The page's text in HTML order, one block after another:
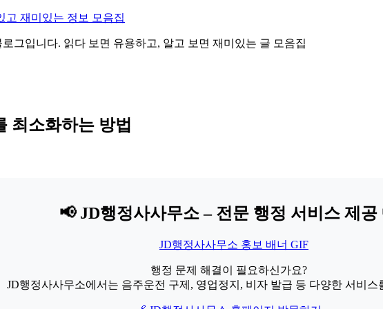
고 재미있는 정보 모음집
그입니다. 읽다 보면 유용하고, 알고 보면 재미있는 글 모음집
최소화하는 방법
📢 JD행정사사무소 – 전문 행정 서비스 제공
행정 문제 해결이 필요하신가요?
JD행정사사무소에서는 음주운전 구제, 영업정지, 비자 발급 등 다양한 서비스